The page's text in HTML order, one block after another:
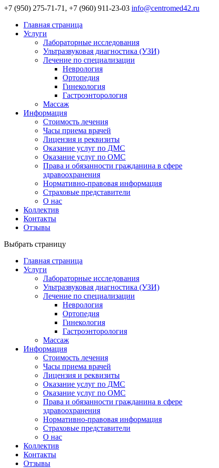
+7 (950) 275-71-71, +7 (960) 911-23-03 info@centromed42.ru
Главная страница
Услуги
Лабораторные исследования
Ультразвуковая диагностика (УЗИ)
Лечение по специализации
Неврология
Ортопедия
Гинекология
Гастроэнторология
Массаж
Информация
Стоимость лечения
Часы приема врачей
Лицензия и реквизиты
Оказание услуг по ДМС
Оказание услуг по ОМС
Права и обязанности гражданина в сфере
здравоохранения
Нормативно-правовая информация
Страховые представители
О нас
Коллектив
Контакты
Отзывы
Выбрать страницу
Главная страница
Услуги
Лабораторные исследования
Ультразвуковая диагностика (УЗИ)
Лечение по специализации
Неврология
Ортопедия
Гинекология
Гастроэнторология
Массаж
Информация
Стоимость лечения
Часы приема врачей
Лицензия и реквизиты
Оказание услуг по ДМС
Оказание услуг по ОМС
Права и обязанности гражданина в сфере
здравоохранения
Нормативно-правовая информация
Страховые представители
О нас
Коллектив
Контакты
Отзывы